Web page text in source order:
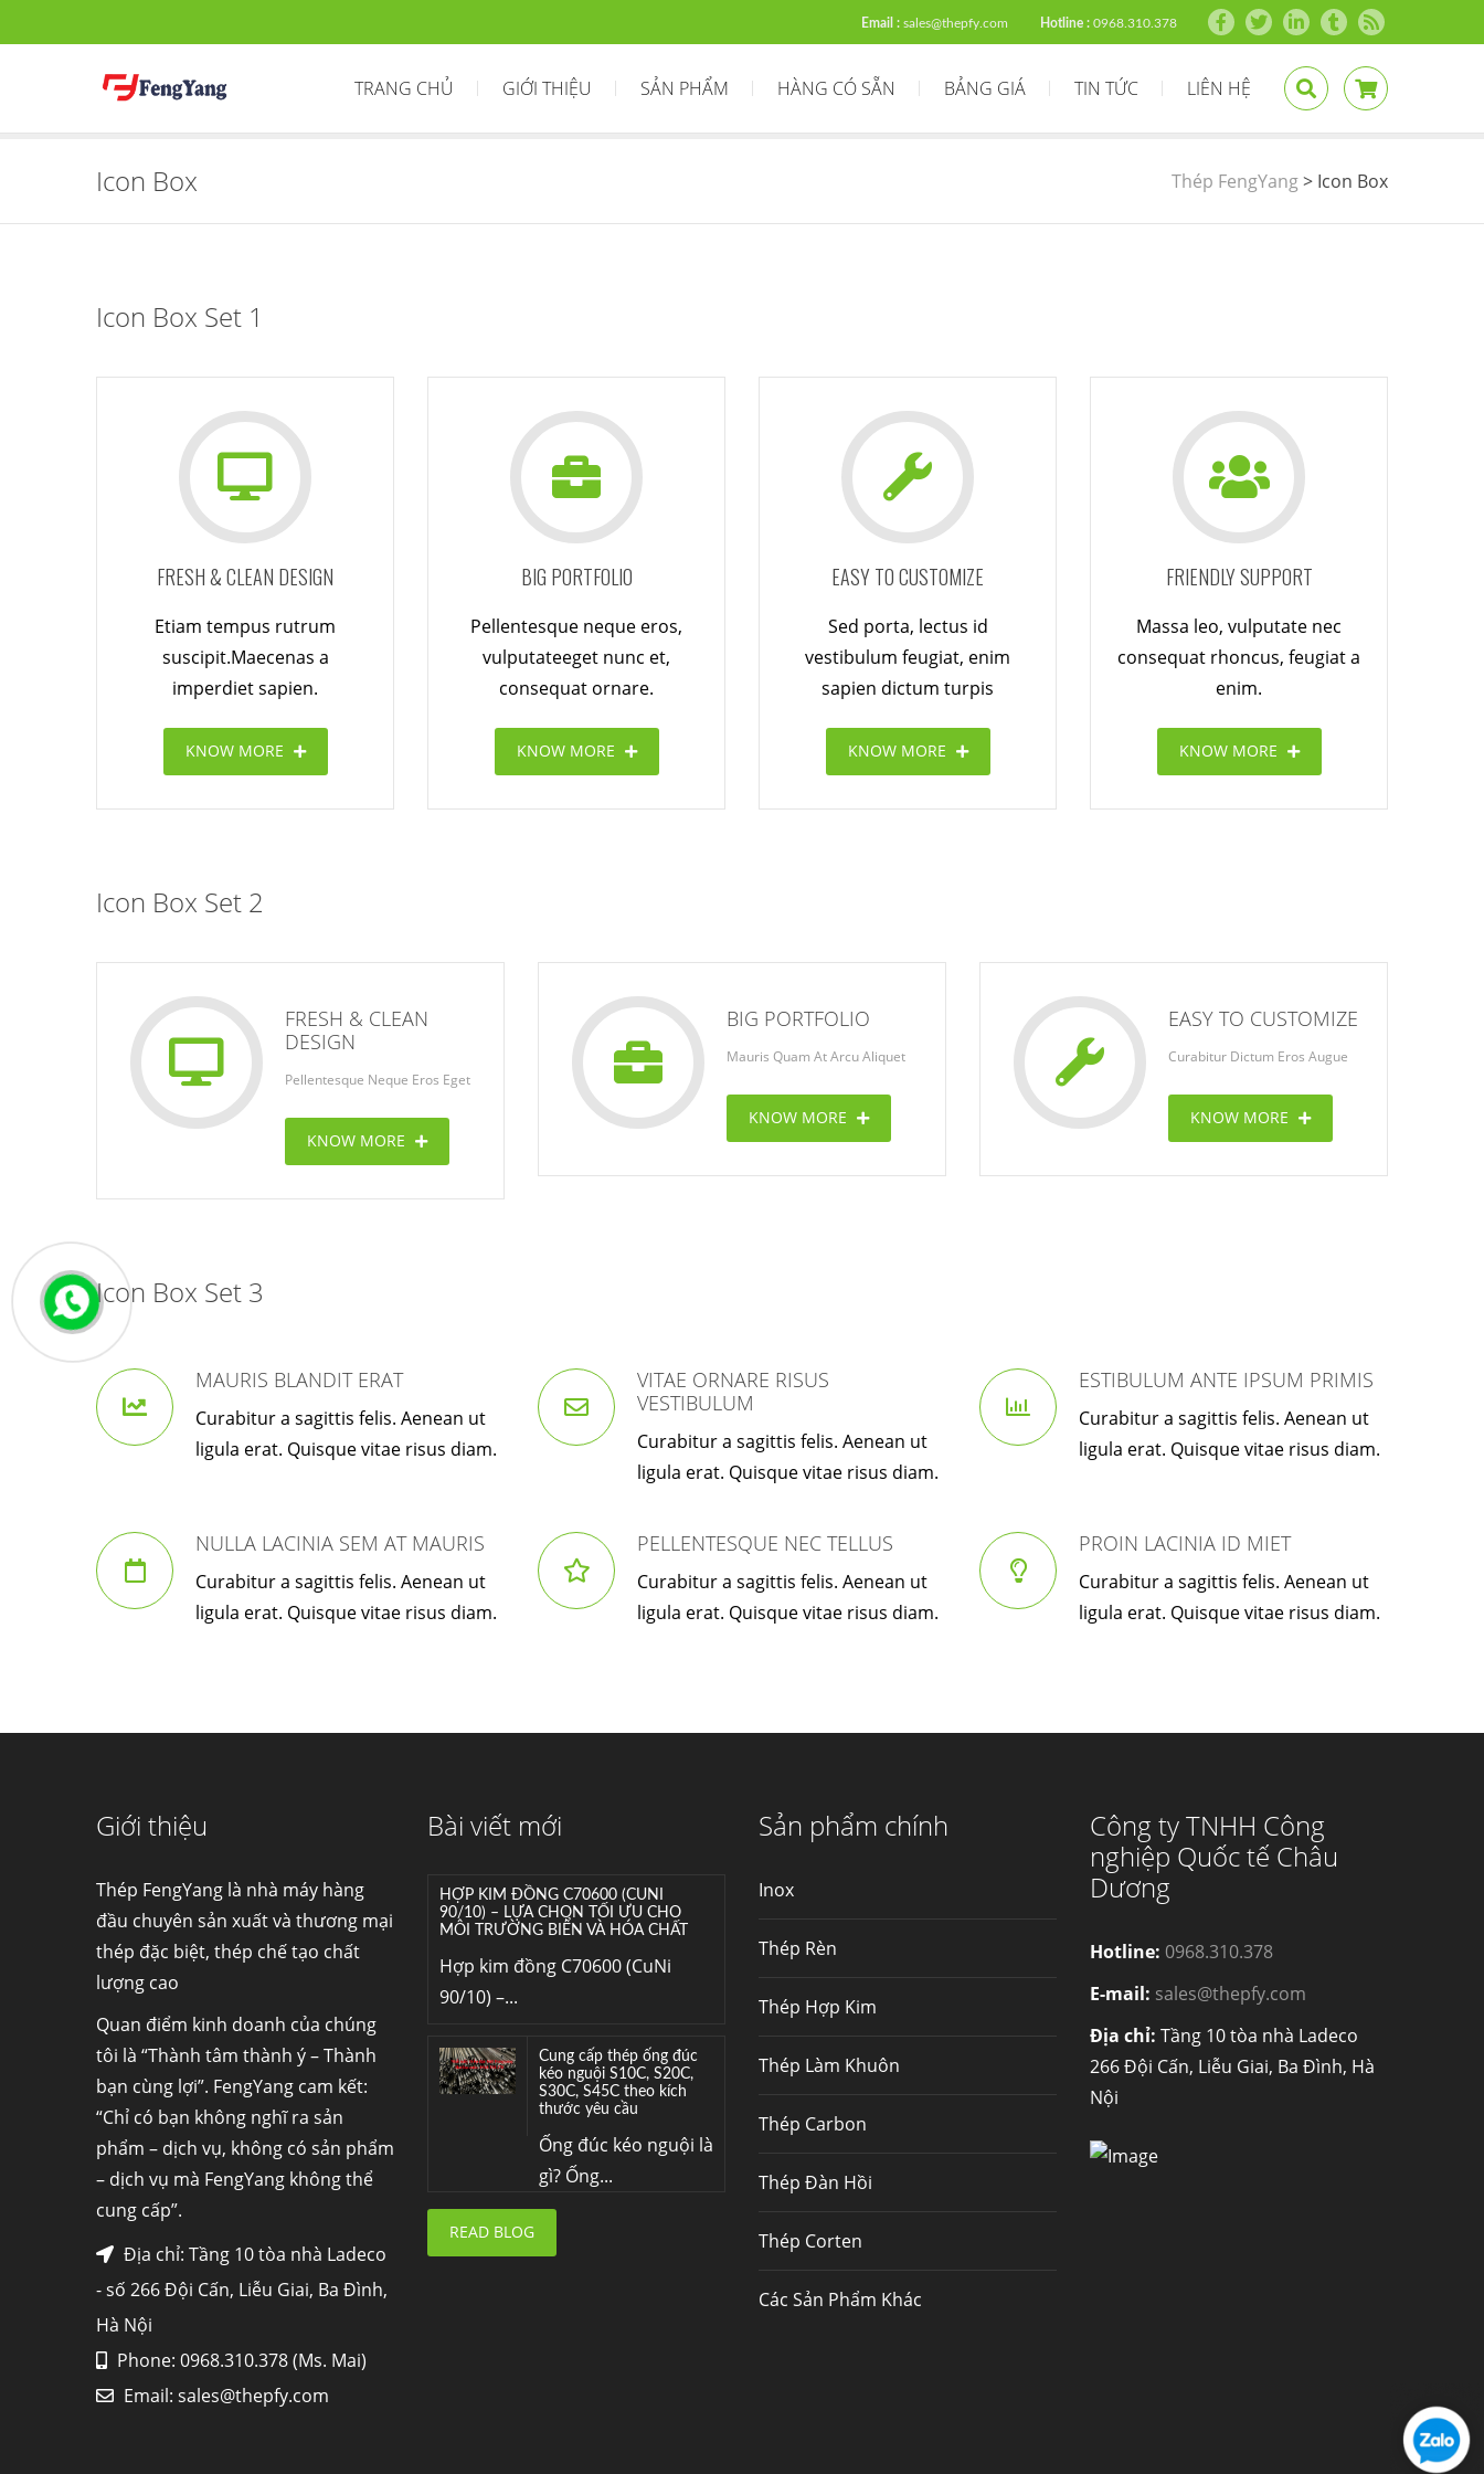
Email : sales@thepfy.com Hotline : 0968.310.378
TRANG CHỦ GIỚI THIỆU SẢN PHẨM HÀNG CÓ SẴN BẢNG GIÁ TIN TỨC LIÊN HỆ
Icon Box Thép FengYang> Icon Box
Icon Box Set 1
FRESH & CLEAN DESIGN
Etiam tempus rutrum
suscipit.Maecenas a
imperdiet sapien.
KNOW MORE
BIG PORTFOLIO
Pellentesque neque eros,
vulputateeget nunc et,
consequat ornare.
KNOW MORE
EASY TO CUSTOMIZE
Sed porta, lectus id
vestibulum feugiat, enim
sapien dictum turpis
KNOW MORE
FRIENDLY SUPPORT
Massa leo, vulputate nec
consequat rhoncus, feugiat a
enim.
KNOW MORE
Icon Box Set 2
FRESH & CLEAN
DESIGN
Pellentesque Neque Eros Eget
KNOW MORE
BIG PORTFOLIO
Mauris Quam At Arcu Aliquet
KNOW MORE
EASY TO CUSTOMIZE
Curabitur Dictum Eros Augue
KNOW MORE
Icon Box Set 3
MAURIS BLANDIT ERAT
Curabitur a sagittis felis. Aenean ut
ligula erat. Quisque vitae risus diam.
VITAE ORNARE RISUS
VESTIBULUM
Curabitur a sagittis felis. Aenean ut
ligula erat. Quisque vitae risus diam.
ESTIBULUM ANTE IPSUM PRIMIS
Curabitur a sagittis felis. Aenean ut
ligula erat. Quisque vitae risus diam.
NULLA LACINIA SEM AT MAURIS
Curabitur a sagittis felis. Aenean ut
ligula erat. Quisque vitae risus diam.
PELLENTESQUE NEC TELLUS
Curabitur a sagittis felis. Aenean ut
ligula erat. Quisque vitae risus diam.
PROIN LACINIA ID MIET
Curabitur a sagittis felis. Aenean ut
ligula erat. Quisque vitae risus diam.
Giới thiệu
Thép FengYang là nhà máy hàng
đầu chuyên sản xuất và thương mại
thép đặc biệt, thép chế tạo chất
lượng cao
Quan điểm kinh doanh của chúng
tôi là “Thành tâm thành ý – Thành
bạn cùng lợi”. FengYang cam kết:
“Chỉ có bạn không nghĩ ra sản
phẩm – dịch vụ, không có sản phẩm
– dịch vụ mà FengYang không thể
cung cấp”.
Địa chỉ: Tầng 10 tòa nhà Ladeco
- số 266 Đội Cấn, Liễu Giai, Ba Đình,
Hà Nội
Phone: 0968.310.378 (Ms. Mai)
Email: sales@thepfy.com
Bài viết mới
Đơn hàng thép SPA-H |
corten A cung cấp cho
nhà máy thép Hòa Phát
Fengyang là một
máy...
Hợp kim N06625 là gì?
Giá hợp kim 625 mới
nhất, Mua Inconel 625
Inox (thép không gỉ)
HỢP KIM ĐỒNG C70600 (CUNI
90/10) – LỰA CHỌN TỐI ƯU CHO
MÔI TRƯỜNG BIỂN VÀ HÓA CHẤT
Hợp kim đồng C70600 (CuNi
90/10) –...
Cung cấp thép ống đúc
kéo nguội S10C, S20C,
S30C, S45C theo kích
thước yêu cầu
Ống đúc kéo nguội là
gì? Ống...
nhà máy thép Hòa Phát
READ BLOG
Sản phẩm chính
Inox
Thép Rèn
Thép Hợp Kim
Thép Làm Khuôn
Thép Carbon
Thép Đàn Hồi
Thép Corten
Các Sản Phẩm Khác
Công ty TNHH Công
nghiệp Quốc tế Châu
Dương
Hotline: 0968.310.378
E-mail: sales@thepfy.com
Địa chỉ: Tầng 10 tòa nhà Ladeco
266 Đội Cấn, Liễu Giai, Ba Đình, Hà
Nội